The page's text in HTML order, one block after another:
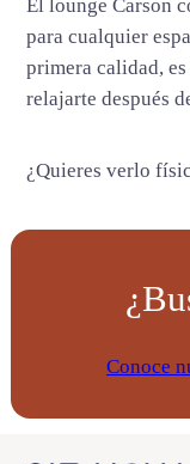
El lounge Carson
para cualquier
primera calidad,
relajarte después
¿Quieres verlo
Conoce